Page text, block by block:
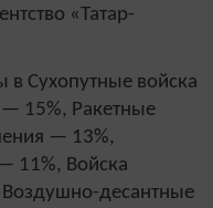
«Татар-
в Сухопутные войска
15%, Ракетные
— 13%,
11%, Войска
десантные